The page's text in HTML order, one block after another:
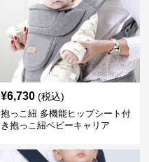
¥6,730 (税込)
抱っこ紐 多機能ヒップシート付
き抱っこ紐ベビーキャリア